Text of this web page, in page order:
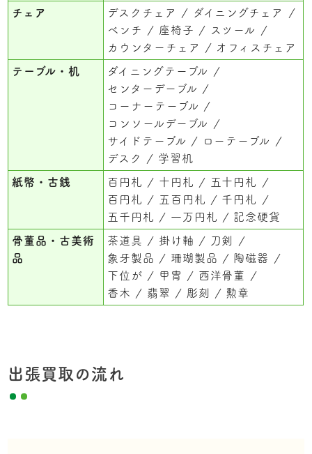
チェア デスクチェア
ダイニングチェア
ベンチ
座椅子
スツール
カウンターチェア
オフィスチェア
テーブル・机
ダイニングテーブル
センターデーブル
コーナーテーブル
コンソールデーブル
サイドテーブル
ローテーブル
デスク
学習机
紙幣・古銭 百円札 十円札
五十円札
百円札
五百円札
千円札
五千円札
一万円札 記念硬貨
骨董品・古美術
品
茶道具 掛け軸
刀剣
象牙製品
珊瑚製品
陶磁器
下位が
甲冑
西洋骨董
香木
翡翠 彫刻 勲章
出張買取の流れ